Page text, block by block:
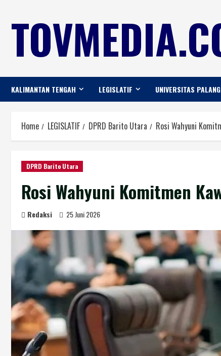
KALIMANTAN TENGAH LEGISLATIF UNIVERSITAS
Home LEGISLATIF DPRD Barito Utara Rosi Wahyuni
DPRD Barito Utara
Rosi Wahyuni Komitmen
Redaksi 25 Juni 2026